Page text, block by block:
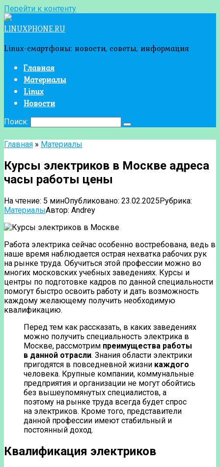
Перейти к контенту
LINUXPHONE.RU
Linux-смартфоны: новости, советы, информация
Главная
Материалы
Linux
Новости
Поиск:
Главная » Материалы
Курсы электриков в Москве адреса
часы работы цены
На чтение: 5 минОпубликовано: 23.02.2025Рубрика:
МатериалыАвтор: Andrey
Работа электрика сейчас особенно востребована, ведь в
наше время наблюдается острая нехватка рабочих рук
на рынке труда. Обучиться этой профессии можно во
многих московских учебных заведениях. Курсы и
центры по подготовке кадров по данной специальности
помогут быстро освоить работу и дать возможность
каждому желающему получить необходимую
квалификацию.
Перед тем как рассказать, в каких заведениях
можно получить специальность электрика в
Москве, рассмотрим преимущества работы
в данной отрасли. Знания области электрики
пригодятся в повседневной жизни каждого
человека. Крупные компании, коммунальные
предприятия и организации не могут обойтись
без вышеупомянутых специалистов, а
поэтому на рынке труда всегда будет спрос
на электриков. Кроме того, представители
данной профессии имеют стабильный и
постоянный доход.
Квалификация электриков